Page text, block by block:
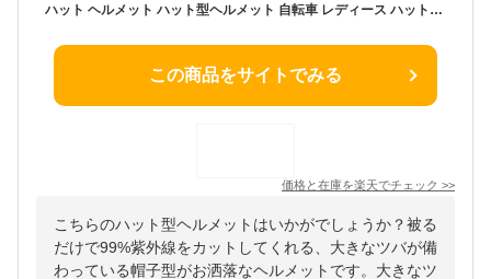
ハット ヘルメット ハット型ヘルメット 自転車 レディース ハット型 帽子 つば広 遮光 uvカット 日よけ 紫外線対策 ナイロン 撥水加工 大人用 おしゃれ メンズ バケットハット ひも付 飛ばない 頭部保護 軽量 通気性 蒸れない
この商品をサイトでみる
価格と在庫を楽天でチェック >>
こちらのハット型ヘルメットはいかがでしょうか？被る
だけで99%紫外線をカットしてくれる、大きなツバが備
わっている帽子型がお洒落なヘルメットです。大きなツ